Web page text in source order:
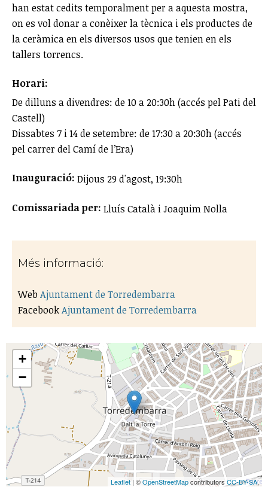
han estat cedits temporalment per a aquesta mostra,
on es vol donar a conèixer la tècnica i els productes de
la ceràmica en els diversos usos que tenien en els
tallers torrencs.
Horari:
De dilluns a divendres: de 10 a 20:30h (accés pel Pati del
Castell)
Dissabtes 7 i 14 de setembre: de 17:30 a 20:30h (accés
pel carrer del Camí de l’Era)
Inauguració: Dijous 29 d'agost, 19:30h
Comissariada per: Lluís Català i Joaquim Nolla
Més informació:
WebAjuntament de Torredembarra
FacebookAjuntament de Torredembarra
+
−
Leaflet | ©OpenStreetMapcontributors CC-BY-SA,